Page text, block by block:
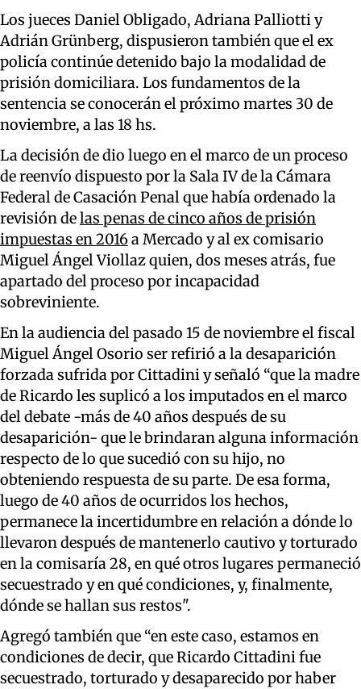
Los jueces Daniel Obligado, Adriana Palliotti y
Adrián Grünberg, dispusieron también que el ex
policía continúe detenido bajo la modalidad de
prisión domiciliara. Los fundamentos de la
sentencia se conocerán el próximo martes 30 de
noviembre, a las 18 hs.
La decisión de dio luego en el marco de un proceso
de reenvío dispuesto por la Sala IV de la Cámara
Federal de Casación Penal que había ordenado la
revisión delas penas de cinco años de prisión
impuestas en 2016a Mercado y al ex comisario
Miguel Ángel Viollaz quien, dos meses atrás, fue
apartado del proceso por incapacidad
sobreviniente.
En la audiencia del pasado 15 de noviembre el fiscal
Miguel Ángel Osorio ser refirió a la desaparición
forzada sufrida por Cittadini y señaló “que la madre
de Ricardo les suplicó a los imputados en el marco
del debate -más de 40 años después de su
desaparición- que le brindaran alguna información
respecto de lo que sucedió con su hijo, no
obteniendo respuesta de su parte. De esa forma,
luego de 40 años de ocurridos los hechos,
permanece la incertidumbre en relación a dónde lo
llevaron después de mantenerlo cautivo y torturado
en la comisaría 28, en qué otros lugares permaneció
secuestrado y en qué condiciones, y, finalmente,
dónde se hallan sus restos".
Agregó también que “en este caso, estamos en
condiciones de decir, que Ricardo Cittadini fue
secuestrado, torturado y desaparecido por haber